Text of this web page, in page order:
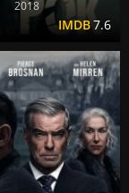
2018
7.6